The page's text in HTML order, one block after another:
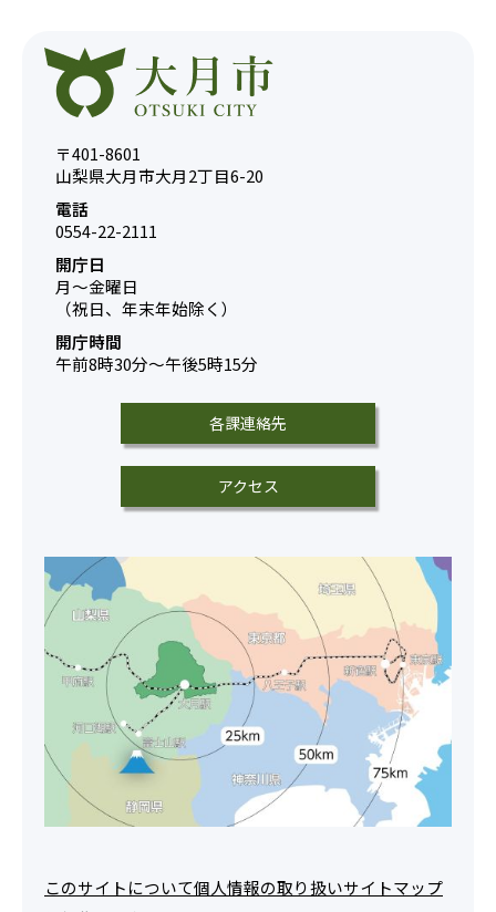
〒401-8601
山梨県大月市大月2丁目6-20
電話
0554-22-2111
開庁日
月～金曜日
（祝日、年末年始除く）
開庁時間
午前8時30分～午後5時15分
各課連絡先
アクセス
このサイトについて個人情報の取り扱いサイトマップ